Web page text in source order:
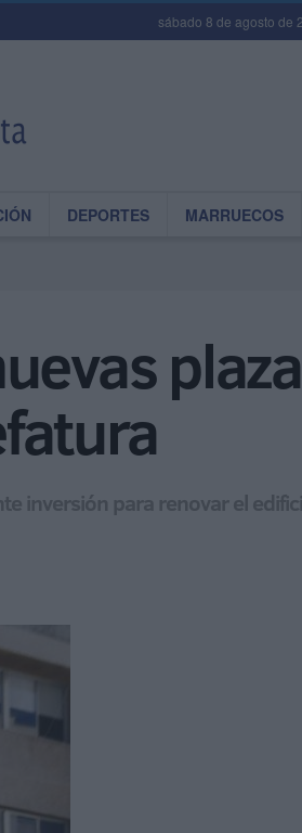
sábado 8 de agosto de
DEPORTES MARRUECOS
inversión para renovar el